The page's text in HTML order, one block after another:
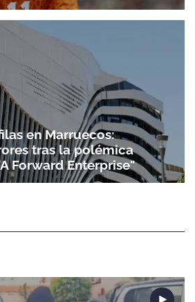
en Marruecos:
tras la polémica
Forward Enterprise"